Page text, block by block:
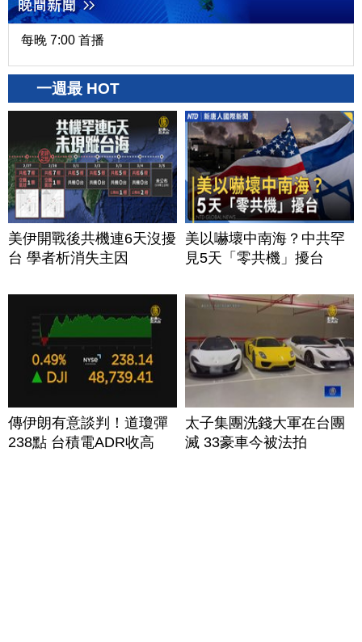
每晚 7:00 首播
一週最 HOT
美伊開戰後共機連6天沒擾
台 學者析消失主因
美以嚇壞中南海？中共罕
見5天「零共機」擾台
傳伊朗有意談判！道瓊彈
238點 台積電ADR收高
太子集團洗錢大軍在台團
滅 33豪車今被法拍